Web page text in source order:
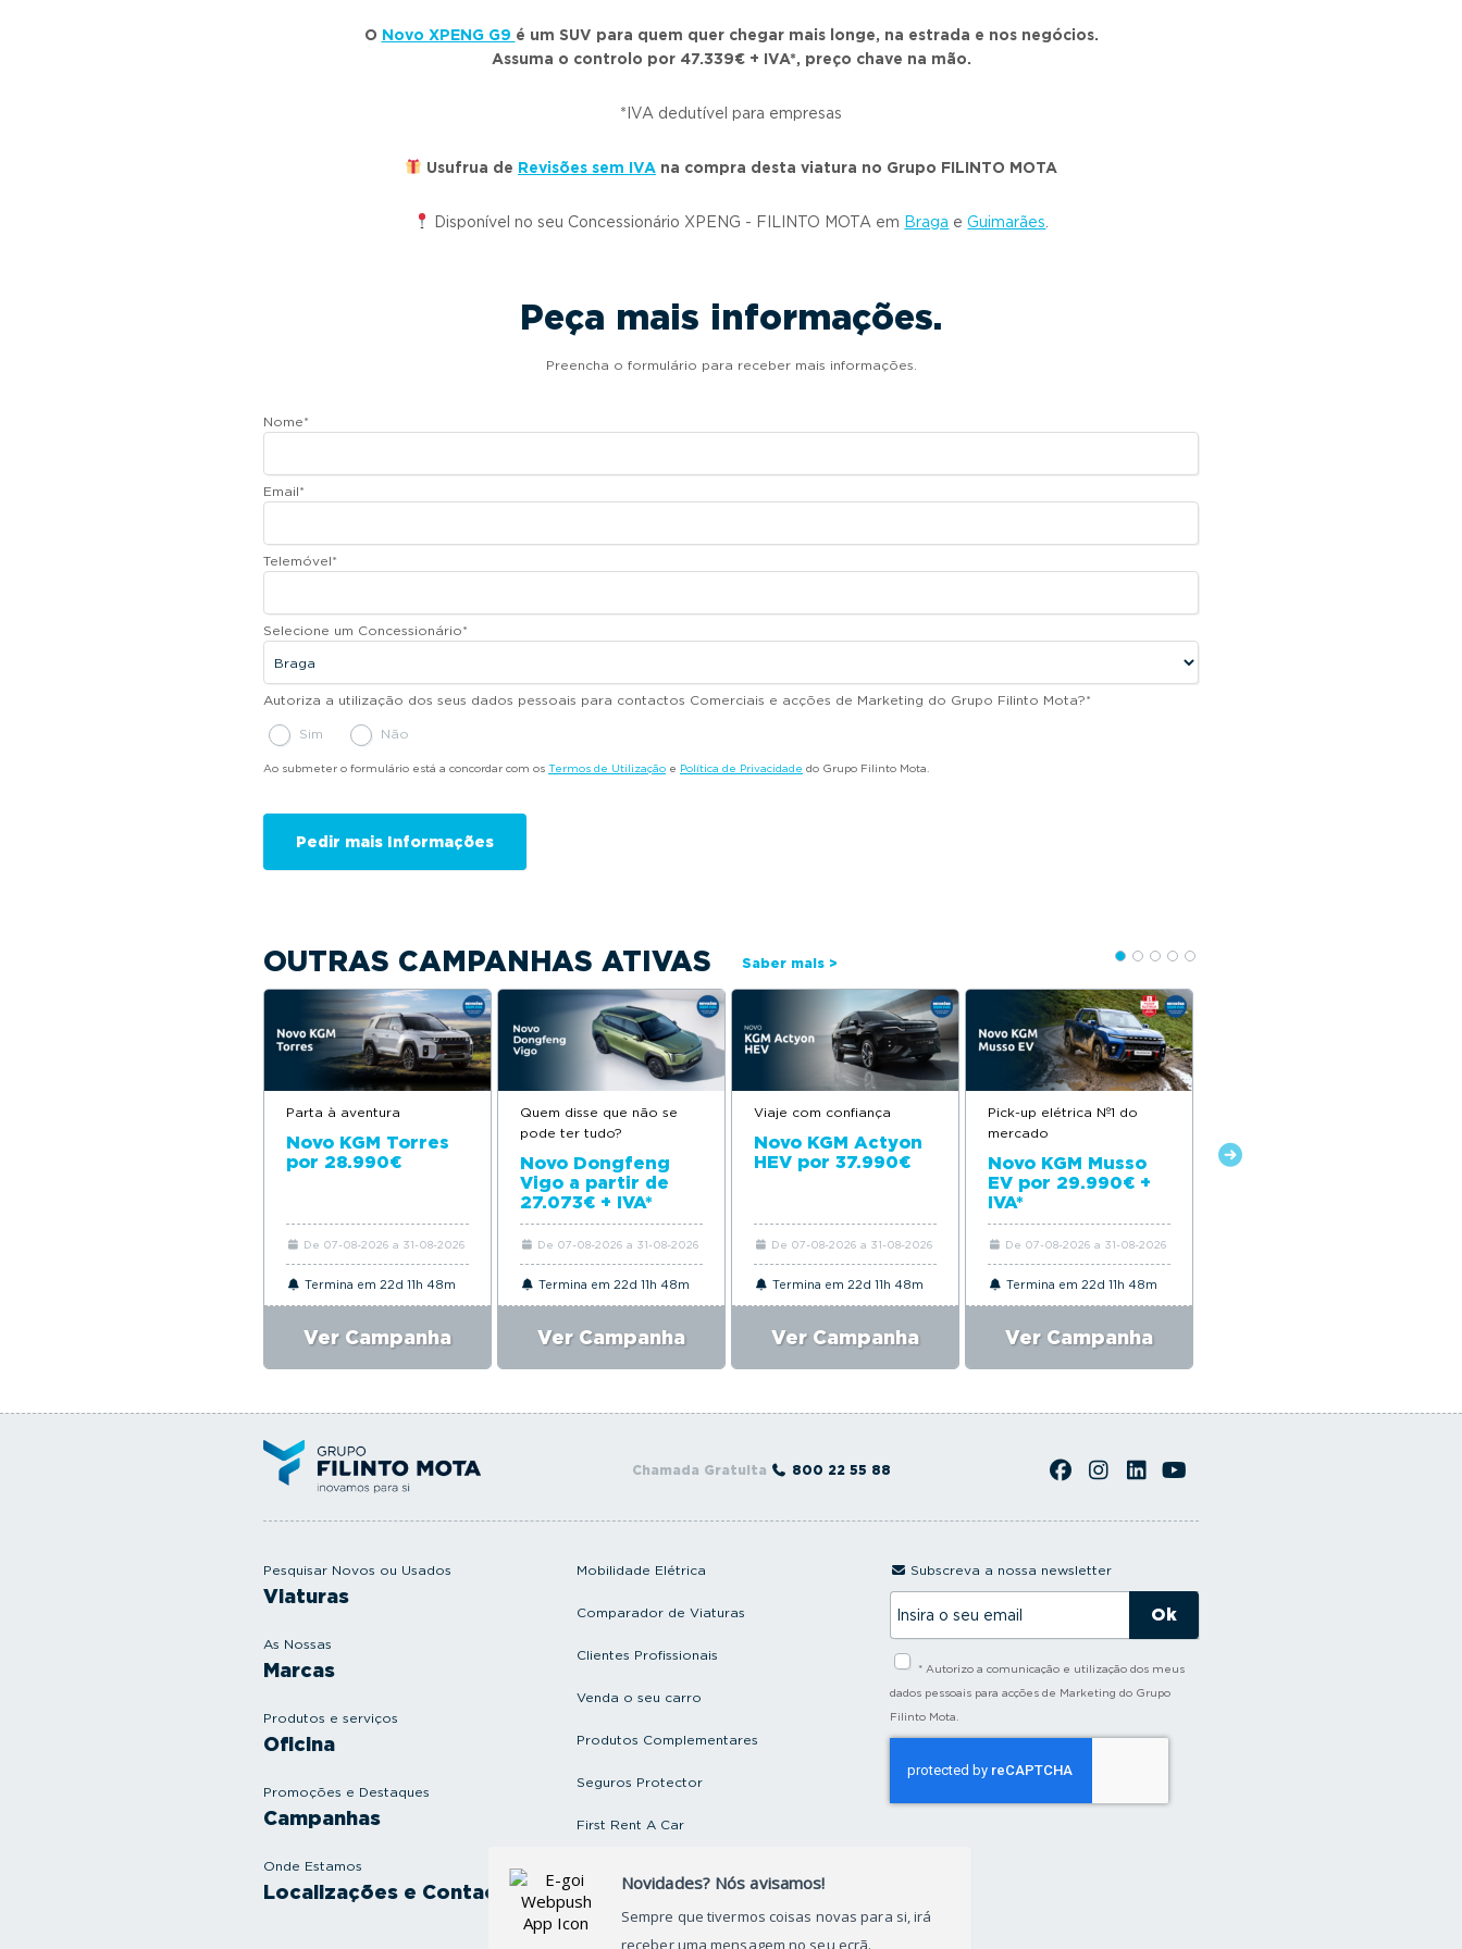
O Novo XPENG G9 é um SUV para quem quer chegar mais longe, na estrada e nos negócios.
Assuma o controlo por 47.339€ + IVA*, preço chave na mão.
*IVA dedutível para empresas
Usufrua de Revisões sem IVAna compra desta viatura no Grupo FILINTO MOTA
Disponível no seu Concessionário XPENG - FILINTO MOTA em Braga eGuimarães
Peça mais informações.
Preencha o formulário para receber mais informações.
Nome*
Email*
Telemóvel*
Selecione um Concessionário*
Autoriza a utilização dos seus dados pessoais para contactos Comerciais e acções de Marketing do Grupo Filinto Mota?*
Sim Não
Ao submeter o formulário está a concordar com os Termos de Utilização e Política de Privacidade do Grupo Filinto Mota.
OUTRAS CAMPANHAS ATIVAS Saber mais >
Parta à aventura
Novo KGM Torres
por 28.990€
De 07-08-2026 a 31-08-2026
Termina em 22d 11h 48m
Ver Campanha
Quem disse que não se
pode ter tudo?
Novo Dongfeng
Vigo a partir de
27.073€ + IVA*
De 07-08-2026 a 31-08-2026
Termina em 22d 11h 48m
Ver Campanha
Viaje com confiança
Novo KGM Actyon
HEV por 37.990€
De 07-08-2026 a 31-08-2026
Termina em 22d 11h 48m
Ver Campanha
Pick-up elétrica Nº1 do
mercado
Novo KGM Musso
EV por 29.990€ +
IVA*
De 07-08-2026 a 31-08-2026
Termina em 22d 11h 48m
Ver Campanha
Novo Citroën ë-C4
Chamada Gratuita 800 22 55 88
Pesquisar Novos ou Usados
Viaturas
As Nossas
Marcas
Produtos e serviços
Oficina
Promoções e Destaques
Campanhas
Onde Estamos
Localizações e Contactos
Mobilidade Elétrica
Comparador de Viaturas
Clientes Profissionais
Venda o seu carro
Produtos Complementares
Seguros Protector
First Rent A Car
Recrutamento
Subscreva a nossa newsletter
s
r
a
s
e
a
* Autorizo a comunicação e utilização dos meus
dados pessoais para acções de Marketing do Grupo
Filinto Mota.